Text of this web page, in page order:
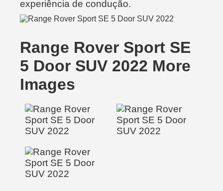
experiência de condução.
Range Rover Sport SE
5 Door SUV 2022 More
Images